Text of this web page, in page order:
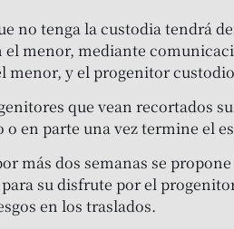
no tenga la custodia tendrá
menor, mediante
menor, y el progenitor
que vean recortados
en parte una vez termine el
más dos semanas se
su disfrute por el
en los traslados.